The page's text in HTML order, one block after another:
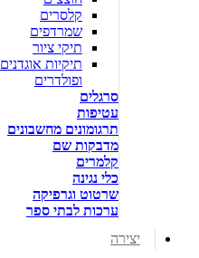
קלסרים
שמרדפים
תיקי ציור
תיקיות אוגדנים
ופולדרים
סרגלים
עטיפות
תרגומונים מחשבונים
מדבקות שם
קלמרים
כלי נגינה
שרטוט וגרפיקה
ערכות לבתי ספר
יצירה